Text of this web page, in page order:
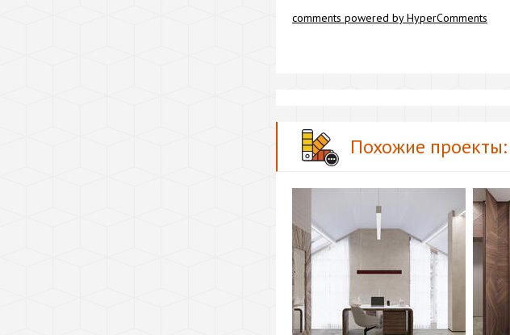
comments powered by HyperComments
Похожие проекты: